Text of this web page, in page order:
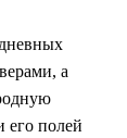
а
его полей